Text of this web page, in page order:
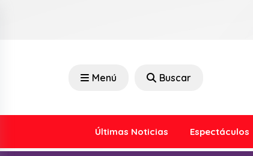
Menú Buscar
Últimas Noticias Espectáculos